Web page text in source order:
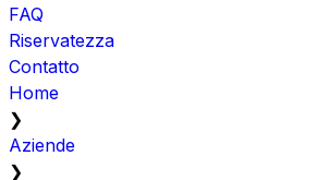
FAQ
Riservatezza
Contatto
Home
❯
Aziende
❯